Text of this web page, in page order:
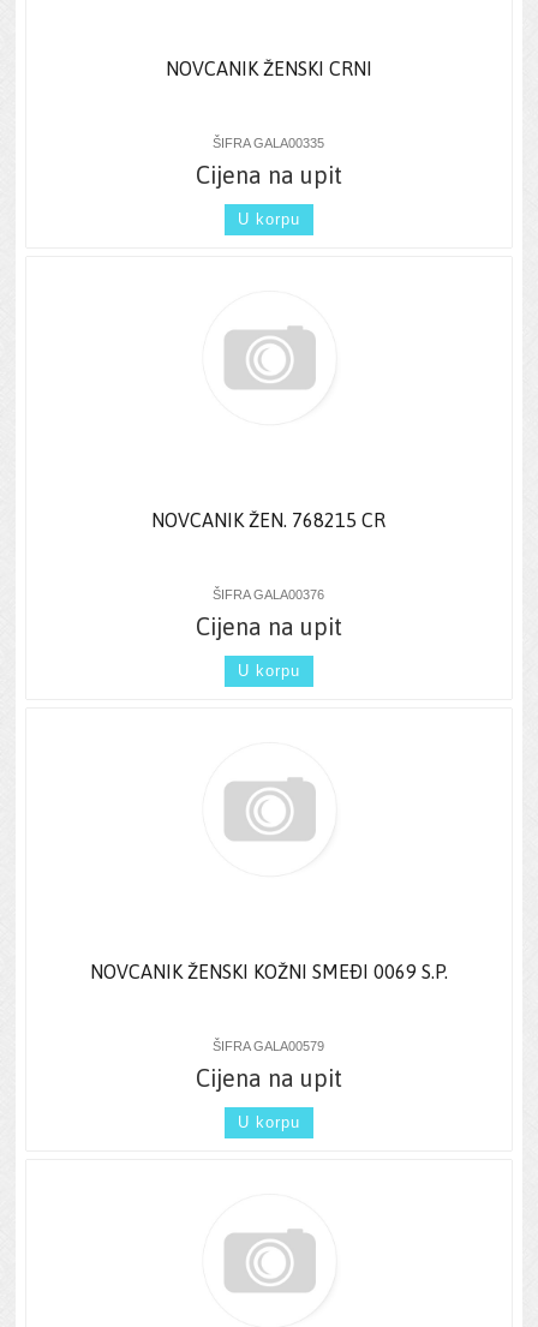
NOVCANIK ŽENSKI CRNI
ŠIFRA GALA00335
Cijena na upit
U korpu
NOVCANIK ŽEN. 768215 CR
ŠIFRA GALA00376
Cijena na upit
U korpu
NOVCANIK ŽENSKI KOŽNI SMEÐI 0069 S.P.
ŠIFRA GALA00579
Cijena na upit
U korpu